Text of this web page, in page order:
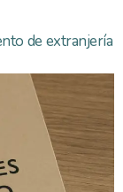
de extranjería